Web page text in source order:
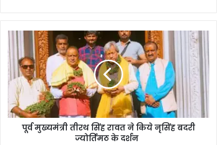
te
पूर्व मुख्यमंत्री तीरथ सिंह रावत ने किये नृसिंह बदरी
ज्योर्तिमठ के दर्शन